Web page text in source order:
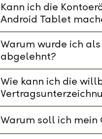
Kann ich die
Android Tablet
Warum wurde ich
abgelehnt?
Wie kann ich die
Warum soll ich mein